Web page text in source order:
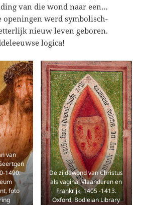
van die wond naar een…
openingen werd symbolisch-
nieuw leven geboren.
logica!
van
1490.
foto
De zijdewond van Christus
als vagina, Vlaanderen en
Frankrijk, 1405 -1413.
Oxford, Bodleian Library